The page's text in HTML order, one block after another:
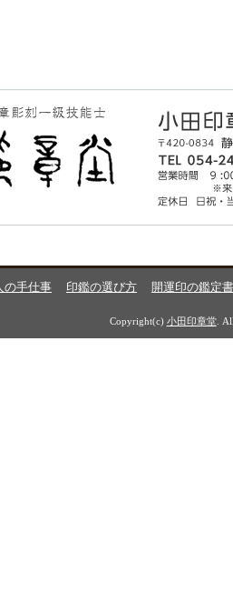
の手仕事 印鑑の選び方 開運印の鑑定書
Copyright(c) 小田印章堂.